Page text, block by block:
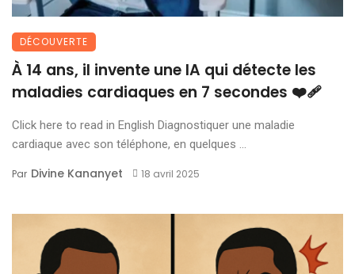
DÉCOUVERTE
À 14 ans, il invente une IA qui détecte les
maladies cardiaques en 7 secondes ❤️‍🩹
Click here to read in English Diagnostiquer une maladie
cardiaque avec son téléphone, en quelques ...
Par Divine Kananyet 18 avril 2025